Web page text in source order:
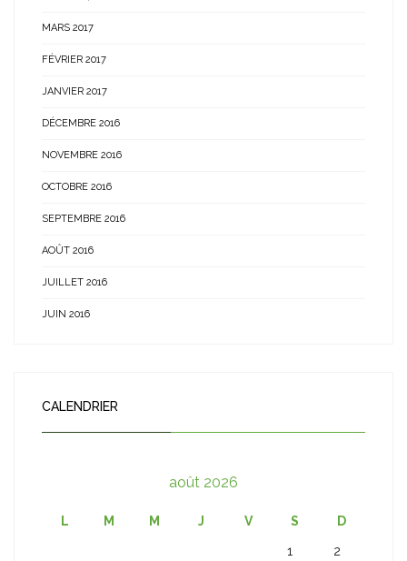
MARS 2017
FÉVRIER 2017
JANVIER 2017
DÉCEMBRE 2016
NOVEMBRE 2016
OCTOBRE 2016
SEPTEMBRE 2016
AOÛT 2016
JUILLET 2016
JUIN 2016
CALENDRIER
août 2026
L M M J V S D
1 2